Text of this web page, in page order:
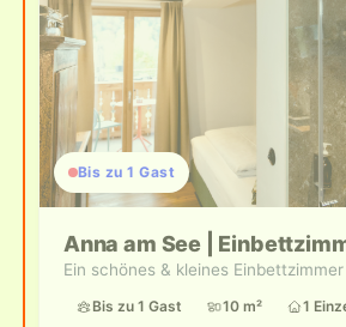
Bis zu 1 Gast
Anna am See |
Ein schönes & kleines Einbettzimmer
Bis zu 1 Gast 10 m² 1